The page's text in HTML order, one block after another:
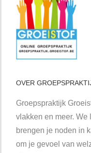
OVER
Groepspraktijk
vlakken en meer. We
brengen je noden in
om je gevoel van